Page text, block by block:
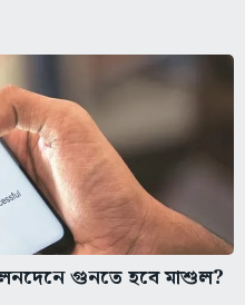
গুনতে হবে মাশুল?